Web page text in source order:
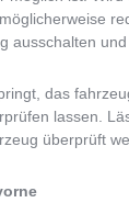
ausschalten
das
lassen.
überprüft